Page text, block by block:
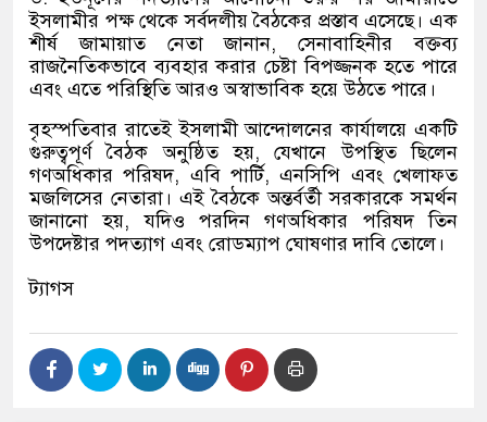
ইসলামীর পক্ষ থেকে সর্বদলীয় বৈঠকের প্রস্তাব এসেছে। এক
শীর্ষ জামায়াত নেতা জানান, সেনাবাহিনীর বক্তব্য
রাজনৈতিকভাবে ব্যবহার করার চেষ্টা বিপজ্জনক হতে পারে
এবং এতে পরিস্থিতি আরও অস্বাভাবিক হয়ে উঠতে পারে।
বৃহস্পতিবার রাতেই ইসলামী আন্দোলনের কার্যালয়ে একটি
গুরুত্বপূর্ণ বৈঠক অনুষ্ঠিত হয়, যেখানে উপস্থিত ছিলেন
গণঅধিকার পরিষদ, এবি পার্টি, এনসিপি এবং খেলাফত
মজলিসের নেতারা। এই বৈঠকে অন্তর্বর্তী সরকারকে সমর্থন
জানানো হয়, যদিও পরদিন গণঅধিকার পরিষদ তিন
উপদেষ্টার পদত্যাগ এবং রোডম্যাপ ঘোষণার দাবি তোলে।
ট্যাগস